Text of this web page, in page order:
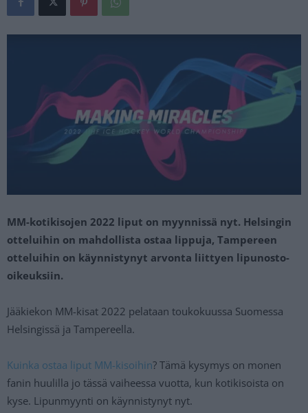
MM-kotikisojen 2022 liput on myynnissä nyt. Helsingin
otteluihin on mahdollista ostaa lippuja, Tampereen
otteluihin on käynnistynyt arvonta liittyen lipunosto-
oikeuksiin.
Jääkiekon MM-kisat 2022 pelataan toukokuussa Suomessa
Helsingissä ja Tampereella.
Kuinka ostaa liput MM-kisoihin? Tämä kysymys on monen
fanin huulilla jo tässä vaiheessa vuotta, kun kotikisoista on
kyse. Lipunmyynti on käynnistynyt nyt.